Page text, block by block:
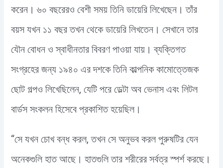
করেন। ৬০ বছরেরও বেশী সময় তিনি ডায়েরি লিখেছেন। তাঁর
বয়স যখন ১১ বছর তখন থেকে ডায়েরি লিখতেন। সেখানে তার
যৌন বোধন ও স্বাধীনতার বিবরণ পাওয়া যায়। ব্যক্তিগত
সংগ্রহের জন্য ১৯৪০ এর দশকে তিনি কাল্পনিক কামোত্তেজক
ছোট গল্পও লিখেছিলেন, যেটি পরে ডেল্টা অব ভেনাস এবং লিটল
বার্ডস সংকলন হিসেবে প্রকাশিত হয়েছিল।
“সে যখন চোখ বন্ধ করল, তখন সে অনুভব করল পুরুষটির যেন
অনেকগুলি হাত আছে। হাতগুলি তার শরীরের সর্বত্র স্পর্শ করছে।